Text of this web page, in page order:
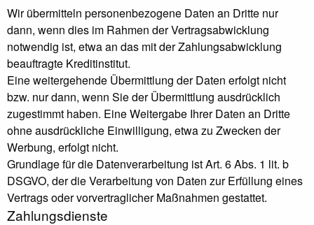
Wir übermitteln personenbezogene Daten an Dritte nur
dann, wenn dies im Rahmen der Vertragsabwicklung
notwendig ist, etwa an das mit der Zahlungsabwicklung
beauftragte Kreditinstitut.
Eine weitergehende Übermittlung der Daten erfolgt nicht
bzw. nur dann, wenn Sie der Übermittlung ausdrücklich
zugestimmt haben. Eine Weitergabe Ihrer Daten an Dritte
ohne ausdrückliche Einwilligung, etwa zu Zwecken der
Werbung, erfolgt nicht.
Grundlage für die Datenverarbeitung ist Art. 6 Abs. 1 lit. b
DSGVO, der die Verarbeitung von Daten zur Erfüllung eines
Vertrags oder vorvertraglicher Maßnahmen gestattet.
Zahlungsdienste